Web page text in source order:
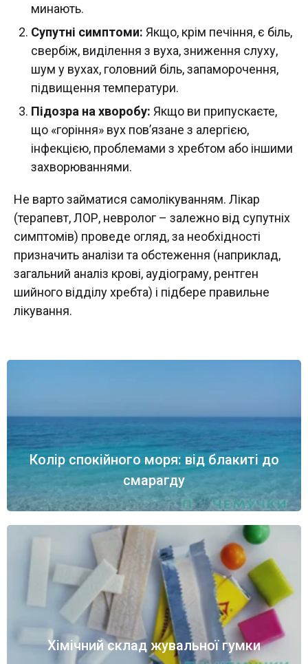
минають.
Супутні симптоми: Якщо, крім печіння, є біль,
свербіж, виділення з вуха, зниження слуху,
шум у вухах, головний біль, запаморочення,
підвищення температури.
Підозра на хворобу: Якщо ви припускаєте,
що «горіння» вух пов’язане з алергією,
інфекцією, проблемами з хребтом або іншими
захворюваннями.
Не варто займатися самолікуванням. Лікар
(терапевт, ЛОР, невролог – залежно від супутніх
симптомів) проведе огляд, за необхідності
призначить аналізи та обстеження (наприклад,
загальний аналіз крові, аудіограму, рентген
шийного відділу хребта) і підбере правильне
лікування.
Колір спокійного моря: від блакиті до
смарагду
Хімічний склад жувальної гумки